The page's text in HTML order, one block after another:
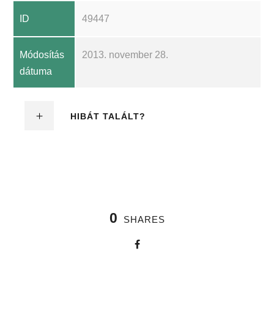
ID 49447
Módosítás
dátuma
2013. november 28.
HIBÁT TALÁLT?
0 SHARES